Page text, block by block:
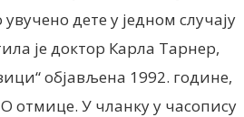
дете у једном случају
је доктор Карла Тарнер,
објављена 1992. године,
отмице. У чланку у часопису